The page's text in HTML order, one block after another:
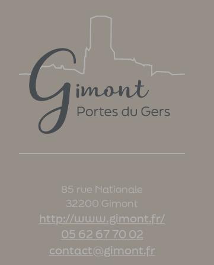
85 rue Nationale
32200 Gimont
http://www.gimont.fr/
05 62 67 70 02
contact@gimont.fr